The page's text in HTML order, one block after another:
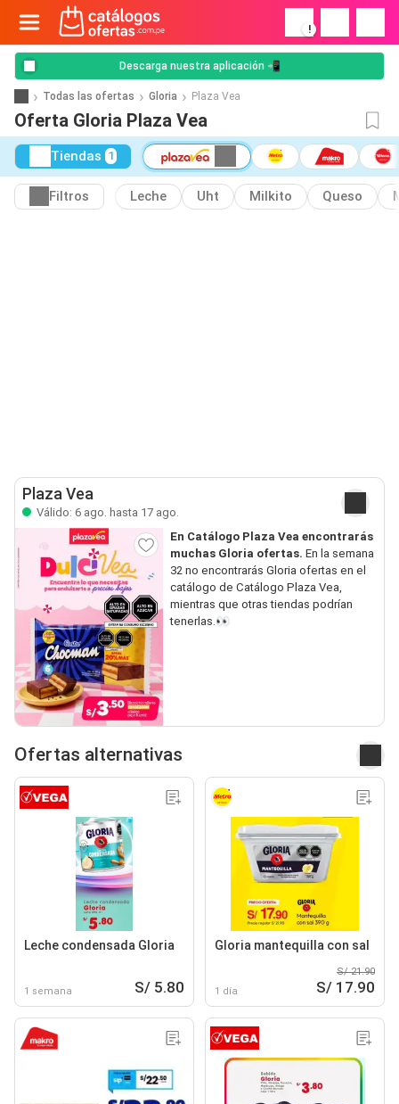
!
Descarga nuestra aplicación 📲
Todas las ofertas Gloria Plaza Vea
Oferta Gloria Plaza Vea
Tiendas 1
Filtros Leche Uht Milkito Queso
Plaza Vea
Válido: 6 ago. hasta 17 ago.
En Catálogo Plaza Vea encontrarás
muchas Gloria ofertas. En la semana
32 no encontrarás Gloria ofertas en el
catálogo de Catálogo Plaza Vea,
mientras que otras tiendas podrían
tenerlas.👀
Ofertas alternativas
Leche condensada Gloria
1 semana S/ 5.80
Gloria mantequilla con sal
1 día
S/ 21.90
S/ 17.90